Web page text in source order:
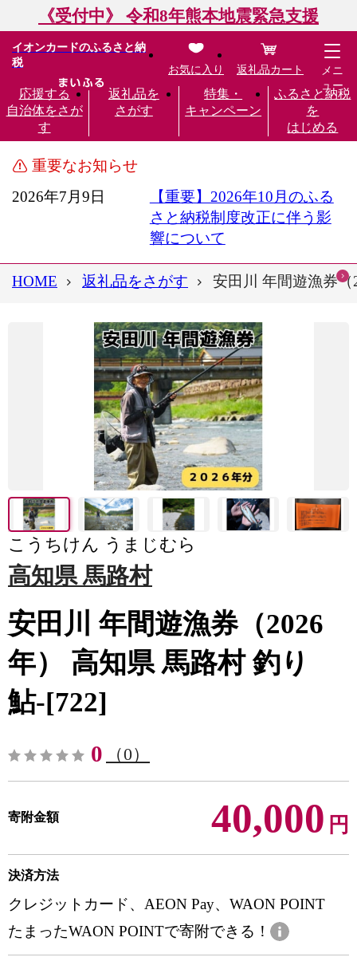
《受付中》 令和8年熊本地震緊急支援
イオンカードのふるさと納
税
応援する
自治体をさが
す
返礼品を
さがす
特集・
キャンペーン
ふるさと納税
を
はじめる
お気に入り 返礼品カート
メニ
ュー
重要なお知らせ
2026年7月9日
【重要】2026年10月のふる
さと納税制度改正に伴う影
響について
HOME 返礼品をさがす 安田川 年間遊漁券
こうちけん うまじむら
高知県 馬路村
安田川 年間遊漁券（2026
年） 高知県 馬路村 釣り
鮎-[722]
0 （0）
寄附金額 40,000 円
決済方法
クレジットカード、AEON Pay、WAON POINT
たまったWAON POINTで寄附できる！